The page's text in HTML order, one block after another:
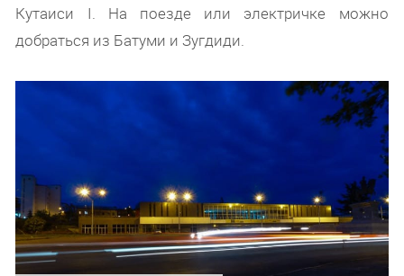
Кутаиси I. На поезде или электричке можно
добраться из Батуми и Зугдиди.